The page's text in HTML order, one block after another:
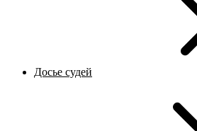
Досье судей